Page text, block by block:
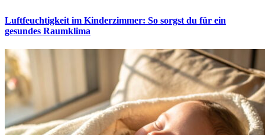
Luftfeuchtigkeit im Kinderzimmer: So sorgst du für ein
gesundes Raumklima